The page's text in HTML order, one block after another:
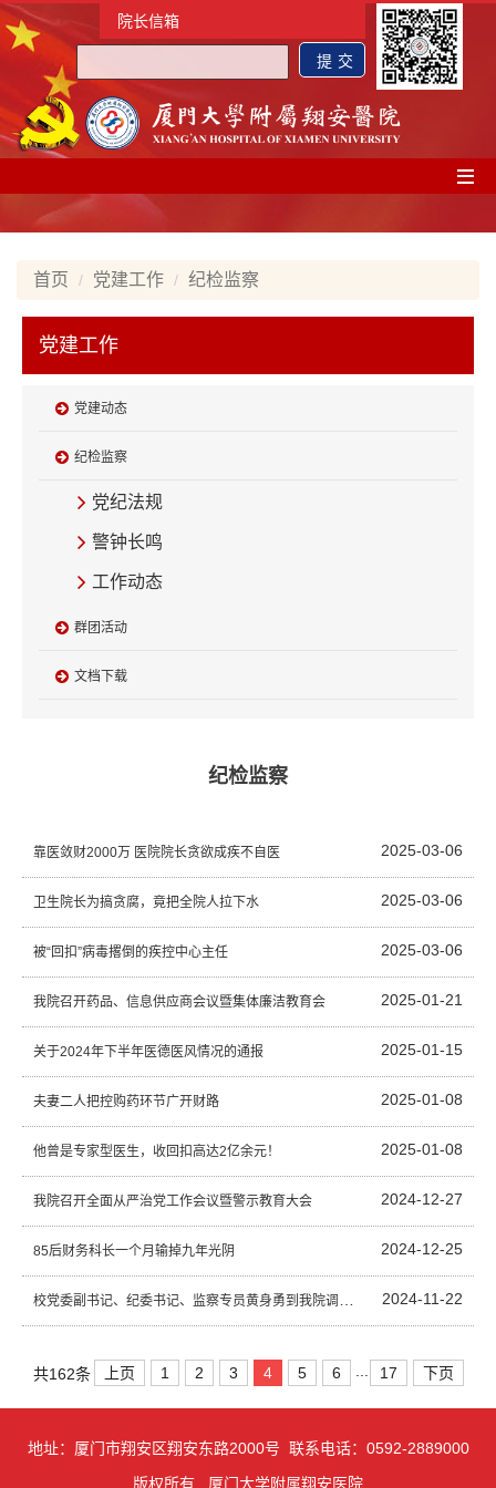
院长信箱
首页 党建工作 纪检监察
党建工作
党建动态
纪检监察
党纪法规
警钟长鸣
工作动态
群团活动
文档下载
纪检监察
靠医敛财2000万 医院院长贪欲成疾不自医 2025-03-06
卫生院长为搞贪腐，竟把全院人拉下水 2025-03-06
被“回扣”病毒撂倒的疾控中心主任 2025-03-06
我院召开药品、信息供应商会议暨集体廉洁教育会 2025-01-21
​关于2024年下半年医德医风情况的通报 2025-01-15
夫妻二人把控购药环节广开财路 2025-01-08
他曾是专家型医生，收回扣高达2亿余元！ 2025-01-08
我院召开全面从严治党工作会议暨警示教育大会 2024-12-27
85后财务科长一个月输掉九年光阴 2024-12-25
2024-11-22
共162条 上页 1 2 3 4 5 6 ... 17 下页
地址：厦门市翔安区翔安东路2000号 联系电话：0592-2889000
版权所有 厦门大学附属翔安医院